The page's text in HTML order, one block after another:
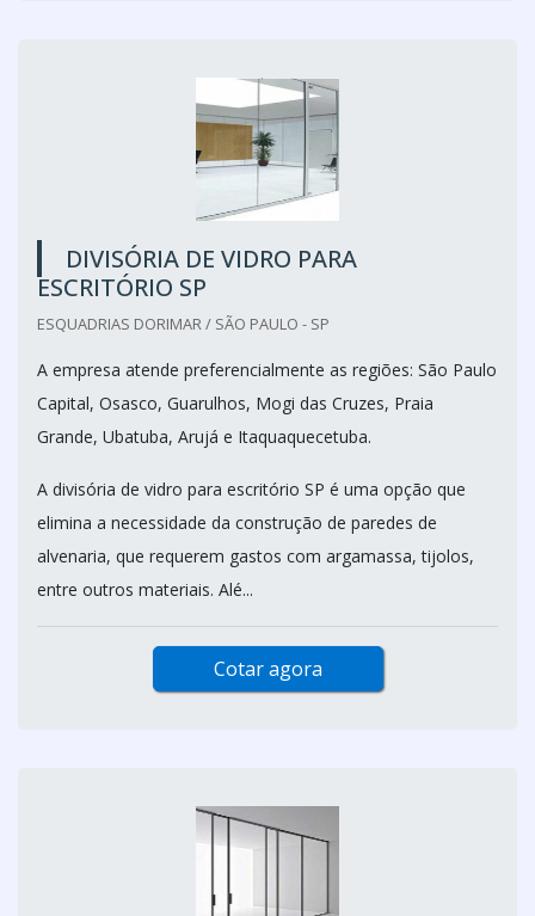
DIVISÓRIA DE VIDRO PARA
ESCRITÓRIO SP
ESQUADRIAS DORIMAR / SÃO PAULO - SP
A empresa atende preferencialmente as regiões: São Paulo
Capital, Osasco, Guarulhos, Mogi das Cruzes, Praia
Grande, Ubatuba, Arujá e Itaquaquecetuba.
A divisória de vidro para escritório SP é uma opção que
elimina a necessidade da construção de paredes de
alvenaria, que requerem gastos com argamassa, tijolos,
entre outros materiais. Alé...
Cotar agora